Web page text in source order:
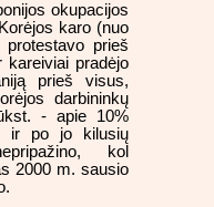
okupacijos
karo (nuo
prieš
kareiviai pradėjo
prieš visus,
darbininkų
- apie 10%
ir po jo kilusių
kol
2000 m. sausio